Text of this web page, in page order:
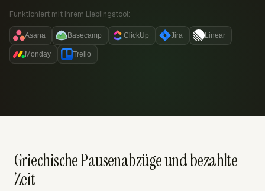
Funktioniert mit Ihrem Lieblingstool:
Asana Basecamp ClickUp Jira Linear
Monday Trello
Griechische Pausenabzüge und bezahlte
Zeit